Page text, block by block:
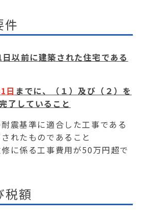
件
日以前に建築された住宅である
日 までに、（１）及び（２）を
了していること
耐震基準に適合した工事である
れたものであること
修に係る工事費用が50万円超で
税額